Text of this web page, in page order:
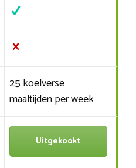
25 koelverse
maaltijden per week
Uitgekookt